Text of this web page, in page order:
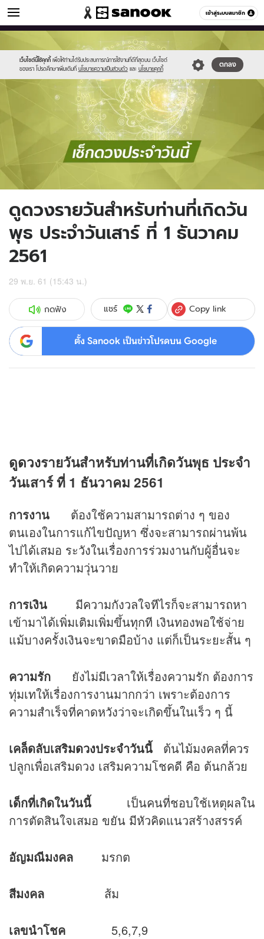
เข้าสู่ระบบสมาชิก
ดูดวง หมวดอื่นๆ
เว็บไซต์นี้ใช้คุกกี้ เพื่อให้ท่านได้รับประสบการณ์การใช้งานที่ดีที่สุดบน เว็บไซต์
ของเรา โปรดศึกษาเพิ่มเติมที่ นโยบายความเป็นส่วนตัว และ นโยบายคุกกี้
ตกลง
//s.isanook.com/sr/0/images/logo-
new-
sanook.png
//s.isanook.com/ho/0/ud/fxd/day/daily_wednesday.png
ดูดวงรายวันสำหรับท่านที่เกิดวัน
พุธ ประจำวันเสาร์ ที่ 1 ธันวาคม
2561
29 พ.ย. 61 (15:43 น.)
กดฟัง แชร์ Copy link
ตั้ง Sanook เป็นข่าวโปรดบน Google
ดูดวงรายวันสำหรับท่านที่เกิดวันพุธ ประจำ
วันเสาร์ ที่ 1 ธันวาคม 2561
การงาน ต้องใช้ความสามารถต่าง ๆ ของ
ตนเองในการแก้ไขปัญหา ซึ่งจะสามารถผ่านพ้น
ไปได้เสมอ ระวังในเรื่องการร่วมงานกับผู้อื่นจะ
ทำให้เกิดความวุ่นวาย
การเงิน มีความกังวลใจทีไรก็จะสามารถหา
เข้ามาได้เพิ่มเติมเพิ่มขึ้นทุกที เงินทองพอใช้จ่าย
แม้บางครั้งเงินจะขาดมือบ้าง แต่ก็เป็นระยะสั้น ๆ
ความรัก ยังไม่มีเวลาให้เรื่องความรัก ต้องการ
ทุ่มเทให้เรื่องการงานมากกว่า เพราะต้องการ
ความสำเร็จที่คาดหวังว่าจะเกิดขึ้นในเร็ว ๆ นี้
เคล็ดลับเสริมดวงประจำวันนี้ ต้นไม้มงคลที่ควร
ปลูกเพื่อเสริมดวง เสริมความโชคดี คือ ต้นกล้วย
เด็กที่เกิดในวันนี้ เป็นคนที่ชอบใช้เหตุผลใน
การตัดสินใจเสมอ ขยัน มีหัวคิดแนวสร้างสรรค์
อัญมณีมงคล มรกต
สีมงคล ส้ม
เลขนำโชค 5,6,7,9